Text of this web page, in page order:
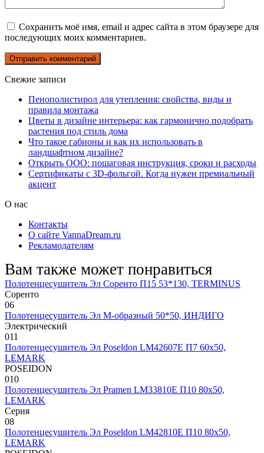
Сохранить моё имя, email и адрес сайта в этом браузере для
последующих моих комментариев.
Свежие записи
Пенополистирол для утепления: свойства, виды и
правила монтажа
Цветы в дизайне интерьера: как гармонично подобрать
растения под стиль дома
Что такое габионы и как их использовать в
ландшафтном дизайне?
Открыть ООО: пошаговая инструкция, сроки и расходы
Сертификаты с 3D-фольгой. Когда нужен премиальный
акцент
О нас
Контакты
О сайте VannaDream.ru
Рекламодателям
Вам также может понравиться
Полотенцесушитель Эл Соренто П15 53*130, TERMINUS
Соренто
06
Полотенцесушитель Эл М-образный 50*50, ИНДИГО
Электрический
011
Полотенцесушитель Эл Poseldon LM42607E П7 60х50,
LEMARK
POSEIDON
010
Полотенцесушитель Эл Pramen LM33810E П10 80х50,
LEMARK
Серия
08
Полотенцесушитель Эл Poseldon LM42810E П10 80х50,
LEMARK